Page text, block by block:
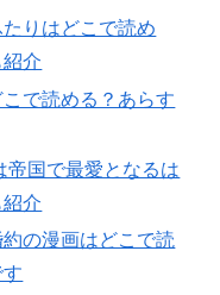
りはどこで読め
介
で読める？あらす
帝国で最愛となるは
介
の漫画はどこで読